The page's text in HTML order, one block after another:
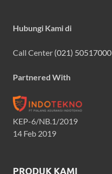
Hubungi Kami di
Call Center (021) 50517000
Partnered With
KEP-6/NB.1/2019
14 Feb 2019
PRODUK KAMI